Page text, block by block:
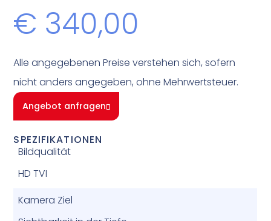
€ 340,00
Alle angegebenen Preise verstehen sich, sofern
nicht anders angegeben, ohne Mehrwertsteuer.
Angebot anfragen
SPEZIFIKATIONEN
Bildqualität
HD TVI
Kamera Ziel